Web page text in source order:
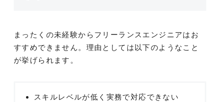
まったくの未経験からフリーランスエンジニアはお
すすめできません。理由としては以下のようなこと
が挙げられます。
スキルレベルが低く実務で対応できない